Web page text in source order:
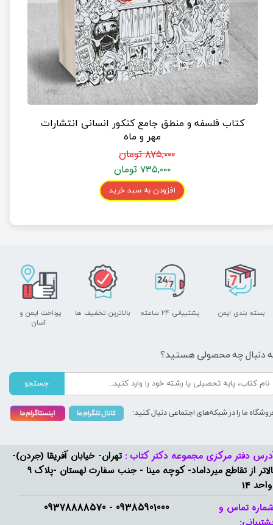
کتاب فلسفه و منطق جامع کنکور انسانی انتشارات
مهر و ماه
۸۷۵,۰۰۰ تومان
۷۳۵,۰۰۰ تومان
افزودن به سبد خرید
09385901000 - 09378888570​​​​​​​
دفتر مرکزی مجموعه دکتر کتاب : تهران- خیابان آفریقا (جردن)-
بالاتر از تقاطع میرداماد- کوچه مینا - جنب سفارت لهستان -پلاک 9
14
تماس و
پشتیبانی ۲۴ ساعته
پرداخت ایمن و ​​​​​​​
آسان
بسته بندی ایمن بالاترین تخفیف ها
دنبال چه محصولی هستید؟
جستجو
ما را در شبکه‌های اجتماعی دنبال کنید: